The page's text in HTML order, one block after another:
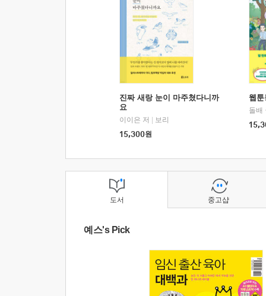
진짜 새랑 눈이 마주쳤다니까
요
이이은 저
보리
15,300원
웹
돌배
도서
예스's Pick
중고샵